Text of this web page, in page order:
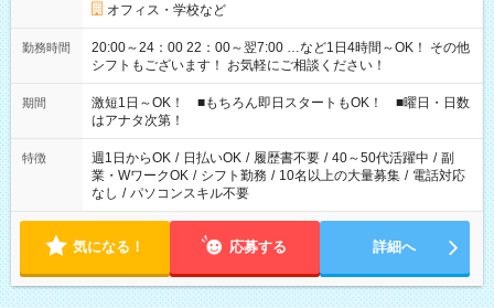
オフィス・学校など
勤務時間
20:00～24：00 22：00～翌7:00 …など1日4時間～OK！ その他
シフトもございます！ お気軽にご相談ください！
期間
激短1日～OK！ ■もちろん即日スタートもOK！ ■曜日・日数
はアナタ次第！
特徴 週1日からOK / 日払いOK / 履歴書不要 / 40～50代活躍中 / 副
業・WワークOK / シフト勤務 / 10名以上の大量募集 / 電話対応
なし / パソコンスキル不要
気になる！ 応募する 詳細へ